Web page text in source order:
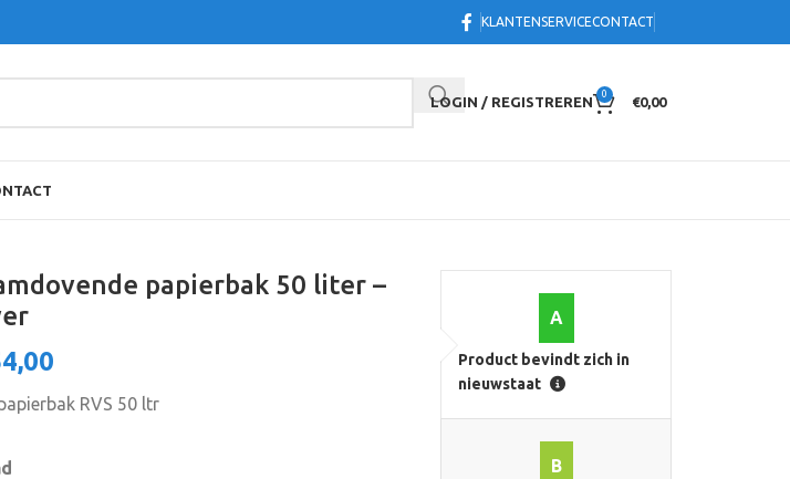
KLANTENSERVICECONTACT
LOGIN / REGISTREREN
0
€0,00
papierbak 50 liter –
RVS 50 ltr
A
Product bevindt zich in
nieuwstaat
B